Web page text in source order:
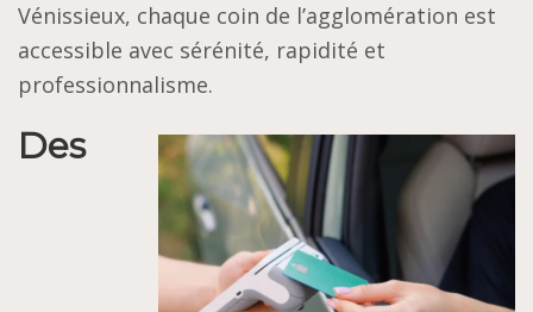
Vénissieux, chaque coin de l’agglomération est
accessible avec sérénité, rapidité et
professionnalisme.
Des